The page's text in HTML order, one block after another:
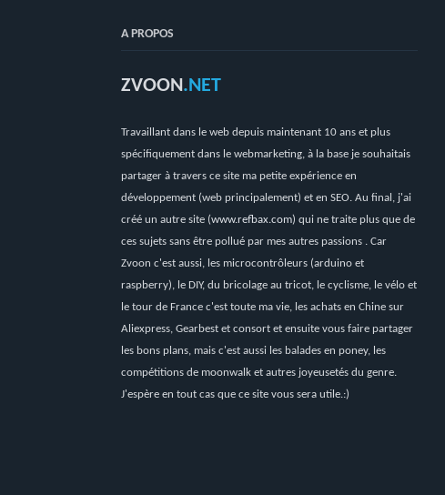
A PROPOS
ZVOON.NET
Travaillant dans le web depuis maintenant 10 ans et plus
spécifiquement dans le webmarketing, à la base je souhaitais
partager à travers ce site ma petite expérience en
développement (web principalement) et en SEO. Au final, j'ai
créé un autre site (www.refbax.com) qui ne traite plus que de
ces sujets sans être pollué par mes autres passions . Car
Zvoon c'est aussi, les microcontrôleurs (arduino et
raspberry), le DIY, du bricolage au tricot, le cyclisme, le vélo et
le tour de France c'est toute ma vie, les achats en Chine sur
Aliexpress, Gearbest et consort et ensuite vous faire partager
les bons plans, mais c'est aussi les balades en poney, les
compétitions de moonwalk et autres joyeusetés du genre.
J'espère en tout cas que ce site vous sera utile.:)